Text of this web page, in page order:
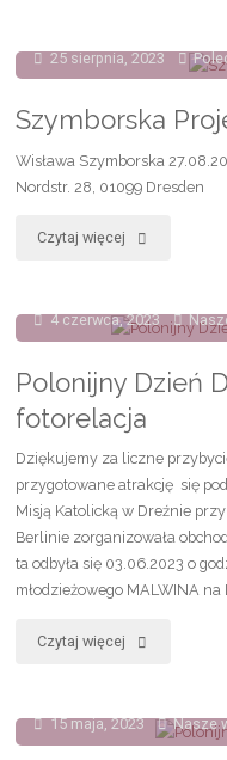
dziejach
Saksonii"
25 sierpnia, 2023
Szymborska
Wisława Szymborska
Nordstr. 28, 01099 Dresden
Czytaj więcej "Szymborska
4 czerwca, 2023
Polonijny Dzień
fotorelacja
Dziękujemy za liczne
przygotowane atrakcję się
Misją Katolicką w Dreźnie
Berlinie zorganizowała
ta odbyła się 03.06.2023 o
młodzieżowego MALWINA na
Czytaj więcej "Polonijny
Dziecka
15 maja, 2023 Nasze